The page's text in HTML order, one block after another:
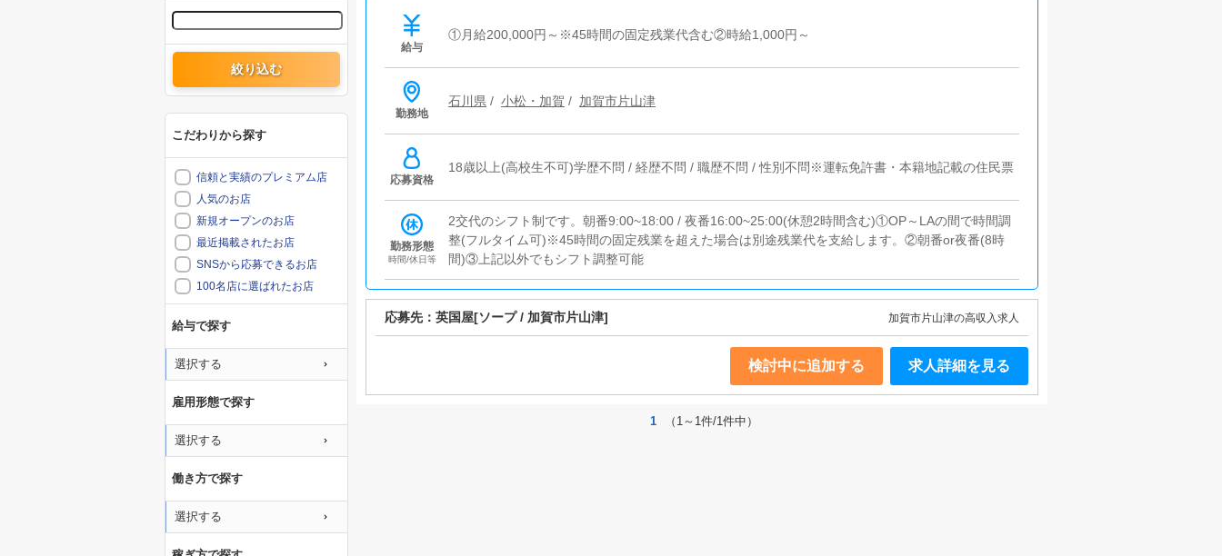
給与
①月給200,000円～※45時間の固定残業代含む②時給1,000円～
勤務地
石川県 / 小松・加賀 / 加賀市片山津
応募資格
18歳以上(高校生不可)学歴不問 / 経歴不問 / 職歴不問 / 性別不問※運転免許書・本籍地記載の住民票
勤務形態
時間/休日等
2交代のシフト制です。朝番9:00~18:00 / 夜番16:00~25:00(休憩2時間含む)①OP～LAの間で時間調
整(フルタイム可)※45時間の固定残業を超えた場合は別途残業代を支給します。②朝番or夜番(8時
間)③上記以外でもシフト調整可能
応募先： 英国屋[ソープ / 加賀市片山津] 加賀市片山津の高収入求人
検討中に追加する 求人詳細を見る
1 （1～1件/1件中）
絞り込む
こだわりから探す
信頼と実績のプレミアム店
人気のお店
新規オープンのお店
最近掲載されたお店
SNSから応募できるお店
100名店に選ばれたお店
給与で探す
選択する
雇用形態で探す
選択する
働き方で探す
選択する